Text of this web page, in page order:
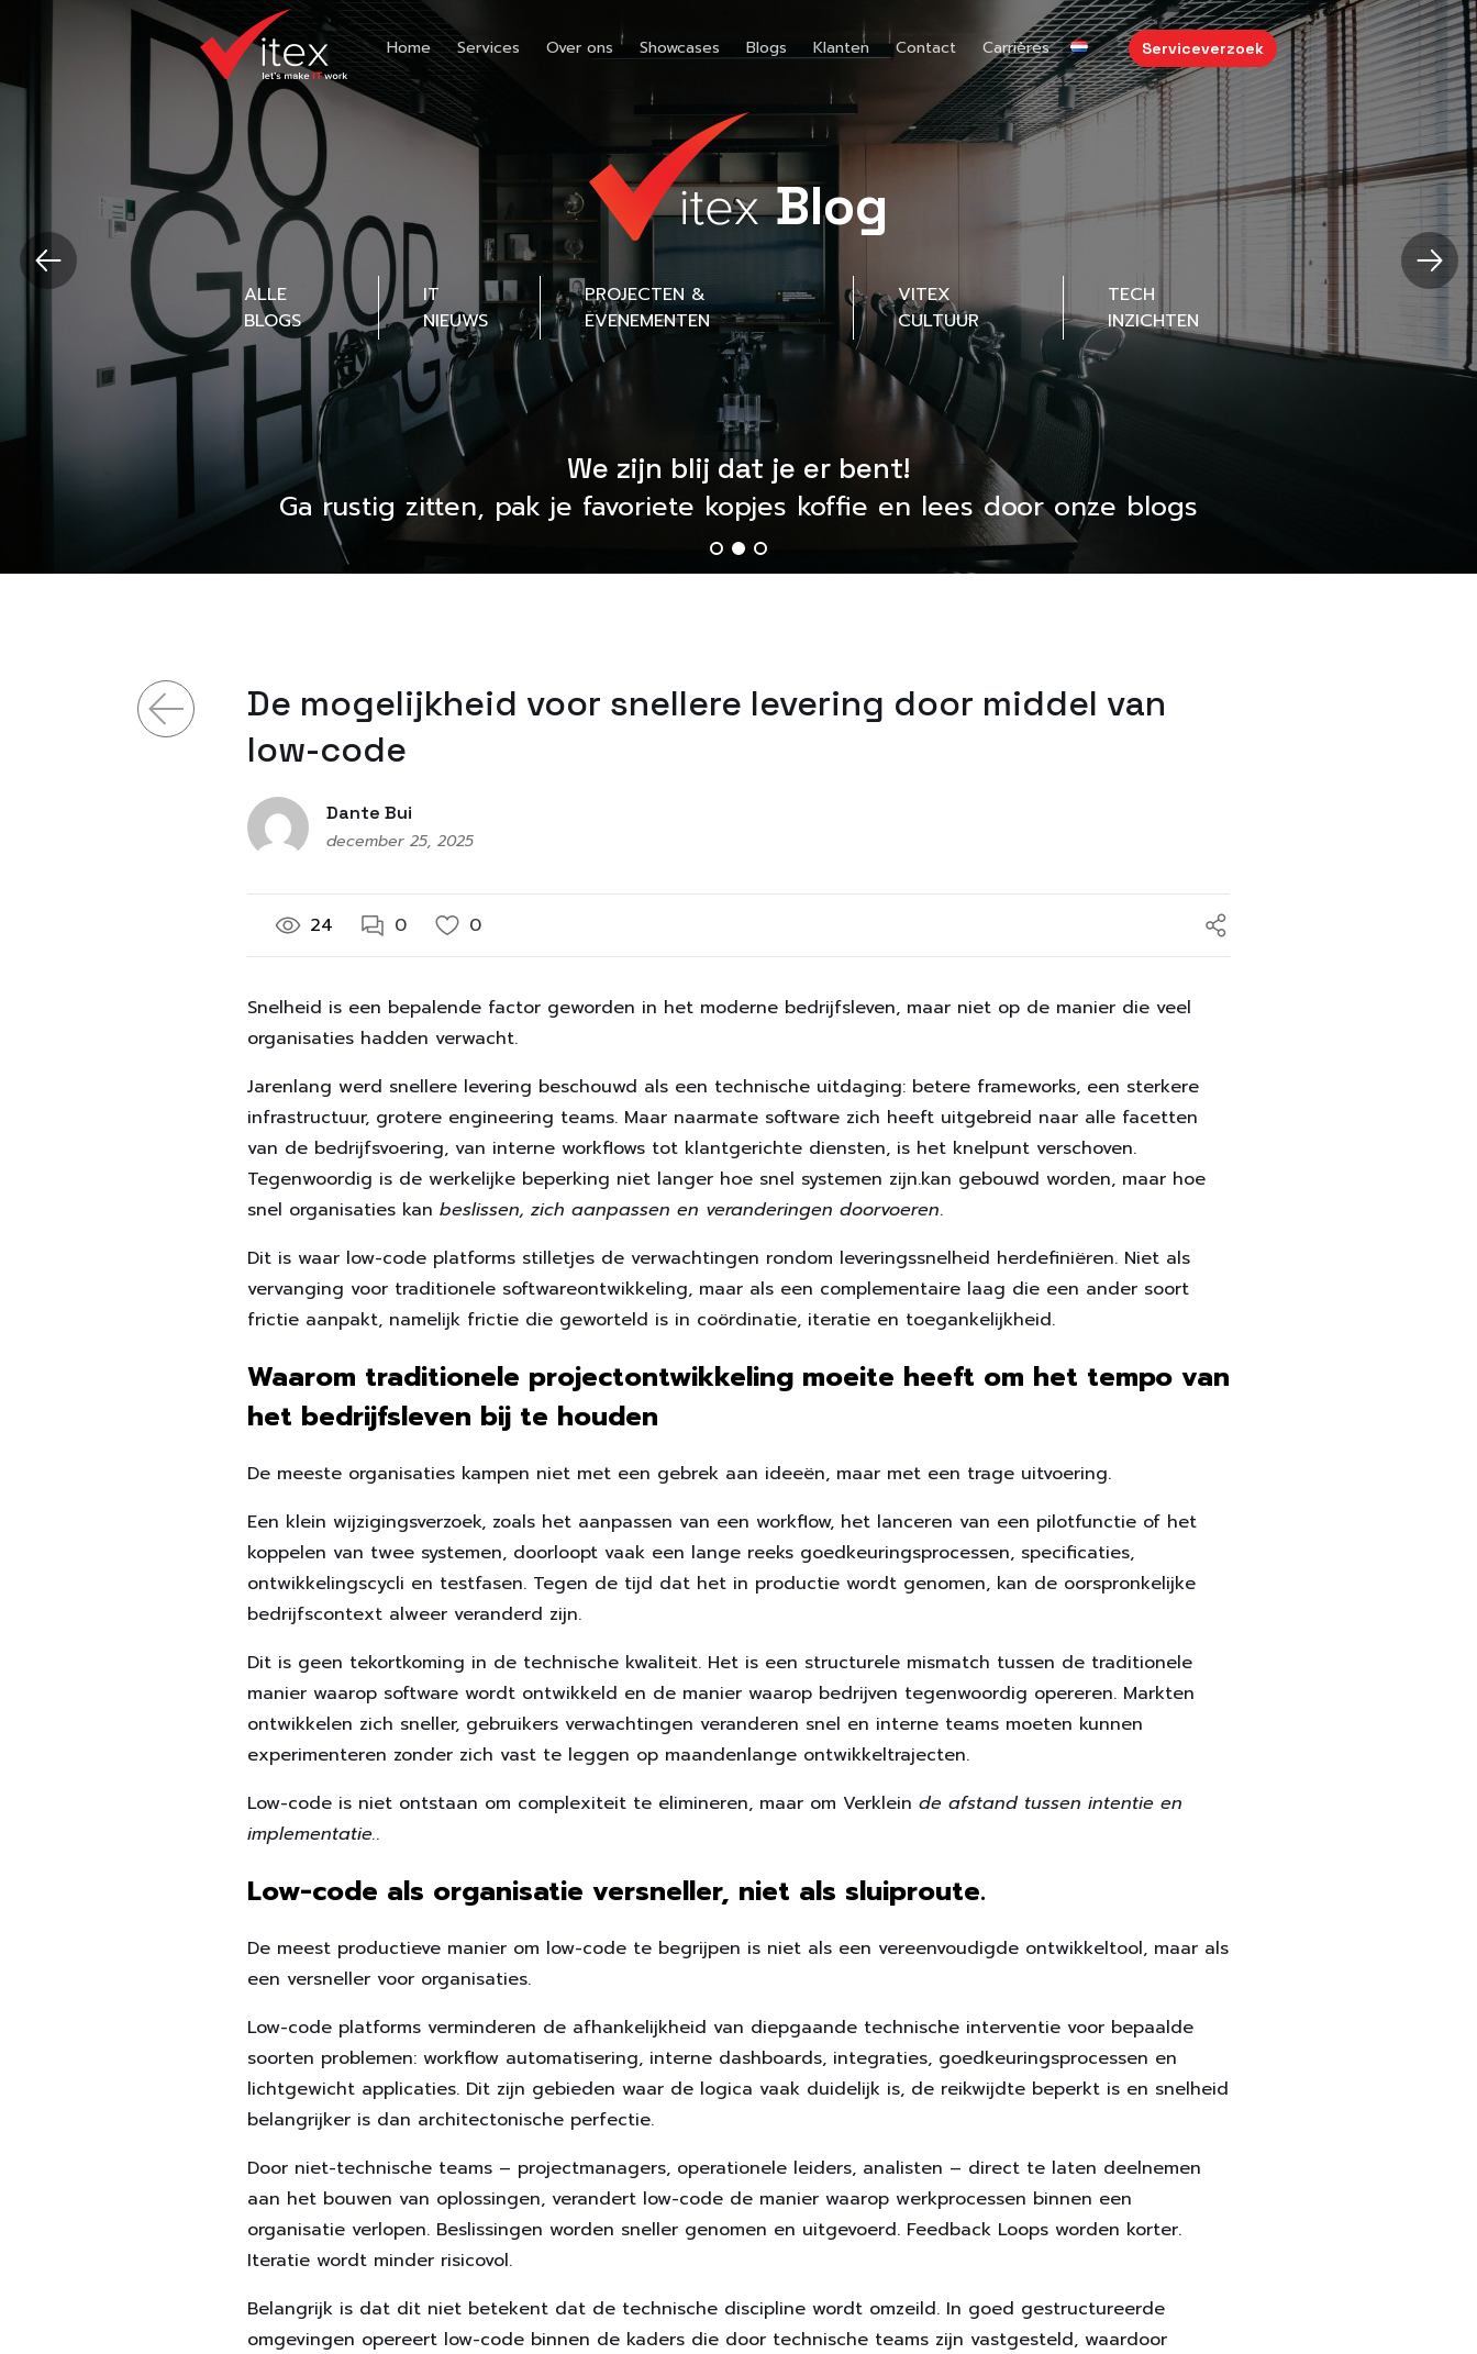
Home Services Over ons Showcases Blogs Klanten Contact Carrières Serviceverzoek
Blog
ALLE
BLOGS
IT
NIEUWS
PROJECTEN &
EVENEMENTEN
VITEX
CULTUUR
TECH
INZICHTEN
We zijn blij dat je er bent!
Ga rustig zitten, pak je favoriete kopjes koffie en lees door onze blogs
De mogelijkheid voor snellere levering door middel van
low-code
Dante Bui
december 25, 2025
24 0 0
Snelheid is een bepalende factor geworden in het moderne bedrijfsleven, maar niet op de manier die veel
organisaties hadden verwacht.
Jarenlang werd snellere levering beschouwd als een technische uitdaging: betere frameworks, een sterkere
infrastructuur, grotere engineering teams. Maar naarmate software zich heeft uitgebreid naar alle facetten
van de bedrijfsvoering, van interne workflows tot klantgerichte diensten, is het knelpunt verschoven.
Tegenwoordig is de werkelijke beperking niet langer hoe snel systemen zijn.kan gebouwd worden, maar hoe
snel organisaties kan beslissen, zich aanpassen en veranderingen doorvoeren.
Dit is waar low-code platforms stilletjes de verwachtingen rondom leveringssnelheid herdefiniëren. Niet als
vervanging voor traditionele softwareontwikkeling, maar als een complementaire laag die een ander soort
frictie aanpakt, namelijk frictie die geworteld is in coördinatie, iteratie en toegankelijkheid.
Waarom traditionele projectontwikkeling moeite heeft om het tempo van
het bedrijfsleven bij te houden
De meeste organisaties kampen niet met een gebrek aan ideeën, maar met een trage uitvoering.
Een klein wijzigingsverzoek, zoals het aanpassen van een workflow, het lanceren van een pilotfunctie of het
koppelen van twee systemen, doorloopt vaak een lange reeks goedkeuringsprocessen, specificaties,
ontwikkelingscycli en testfasen. Tegen de tijd dat het in productie wordt genomen, kan de oorspronkelijke
bedrijfscontext alweer veranderd zijn.
Dit is geen tekortkoming in de technische kwaliteit. Het is een structurele mismatch tussen de traditionele
manier waarop software wordt ontwikkeld en de manier waarop bedrijven tegenwoordig opereren. Markten
ontwikkelen zich sneller, gebruikers verwachtingen veranderen snel en interne teams moeten kunnen
experimenteren zonder zich vast te leggen op maandenlange ontwikkeltrajecten.
Low-code is niet ontstaan ​​om complexiteit te elimineren, maar om Verklein de afstand tussen intentie en
implementatie..
Low-code als organisatie versneller, niet als sluiproute.
De meest productieve manier om low-code te begrijpen is niet als een vereenvoudigde ontwikkeltool, maar als
een versneller voor organisaties.
Low-code platforms verminderen de afhankelijkheid van diepgaande technische interventie voor bepaalde
soorten problemen: workflow automatisering, interne dashboards, integraties, goedkeuringsprocessen en
lichtgewicht applicaties. Dit zijn gebieden waar de logica vaak duidelijk is, de reikwijdte beperkt is en snelheid
belangrijker is dan architectonische perfectie.
Door niet-technische teams – projectmanagers, operationele leiders, analisten – direct te laten deelnemen
aan het bouwen van oplossingen, verandert low-code de manier waarop werkprocessen binnen een
organisatie verlopen. Beslissingen worden sneller genomen en uitgevoerd. Feedback Loops worden korter.
Iteratie wordt minder risicovol.
Belangrijk is dat dit niet betekent dat de technische discipline wordt omzeild. In goed gestructureerde
omgevingen opereert low-code binnen de kaders die door technische teams zijn vastgesteld, waardoor